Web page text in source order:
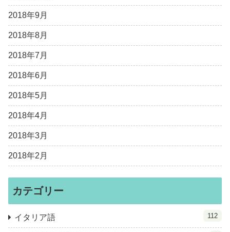
2018年9月
2018年8月
2018年7月
2018年6月
2018年5月
2018年4月
2018年3月
2018年2月
カテゴリー
イタリア語 112